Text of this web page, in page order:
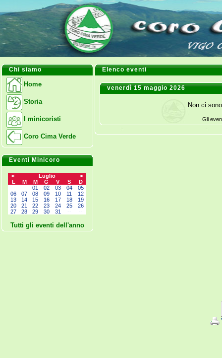
Chi siamo
Home
Storia
I minicoristi
Coro Cima Verde
Eventi Minicoro
< Luglio
>
L
M M G V S
D
01 02 03 04
05
06
07 08 09 10 11
12
13
14 15 16 17 18
19
20
21 22 23 24 25
26
27
28 29 30 31
Tutti gli eventi dell'anno
Elenco eventi
venerdì 15 maggio 2026
Non ci
Gli